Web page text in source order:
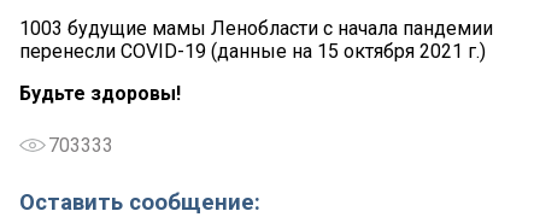
1003 будущие мамы Ленобласти с начала пандемии
перенесли COVID-19 (данные на 15 октября 2021 г.)
Будьте здоровы!
703333
Оставить сообщение: